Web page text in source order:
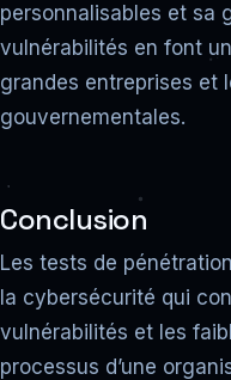
personnalisables et sa
vulnérabilités en font
grandes entreprises et
gouvernementales.
Conclusion
Les tests de
la cybersécurité qui
vulnérabilités et les
processus d’une